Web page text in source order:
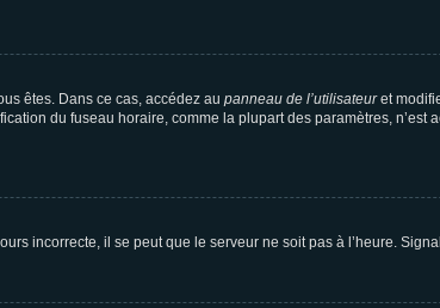
êtes. Dans ce cas, accédez au panneau de l’utilisateuret
du fuseau horaire, comme la plupart des paramètres, n’est
incorrecte, il se peut que le serveur ne soit pas à l’heure.